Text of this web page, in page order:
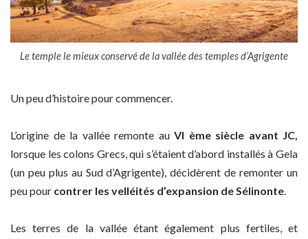
Le temple le mieux conservé de la vallée des temples d’Agrigente
Un peu d’histoire pour commencer.
L’origine de la vallée remonte au VI ème siècle avant JC,
lorsque les colons Grecs, qui s’étaient d’abord installés à Gela
(un peu plus au Sud d’Agrigente), décidèrent de remonter un
peu pour contrer les velléités d’expansion de Sélinonte.
Les terres de la vallée étant également plus fertiles, et